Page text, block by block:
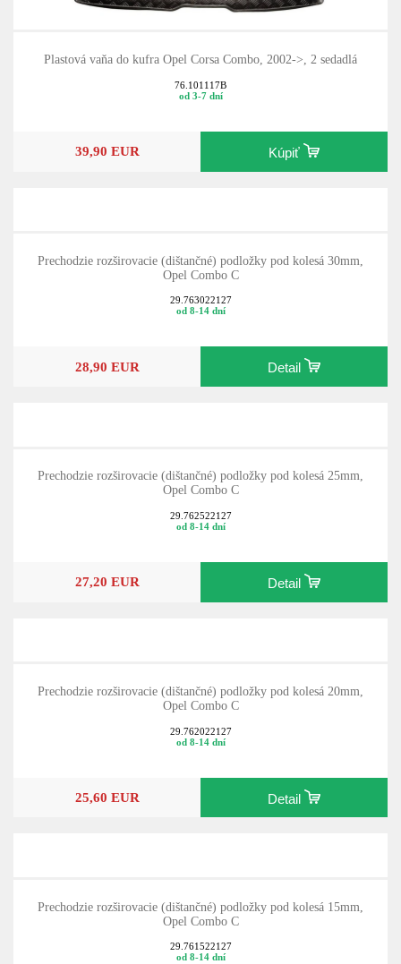
Plastová vaňa do kufra Opel Corsa Combo, 2002->, 2 sedadlá
76.101117B
od 3-7 dní
39,90 EUR Kúpiť
Prechodzie rozširovacie (dištančné) podložky pod kolesá 30mm,
Opel Combo C
29.763022127
od 8-14 dní
28,90 EUR Detail
Prechodzie rozširovacie (dištančné) podložky pod kolesá 25mm,
Opel Combo C
29.762522127
od 8-14 dní
27,20 EUR Detail
Prechodzie rozširovacie (dištančné) podložky pod kolesá 20mm,
Opel Combo C
29.762022127
od 8-14 dní
25,60 EUR Detail
Prechodzie rozširovacie (dištančné) podložky pod kolesá 15mm,
Opel Combo C
29.761522127
od 8-14 dní